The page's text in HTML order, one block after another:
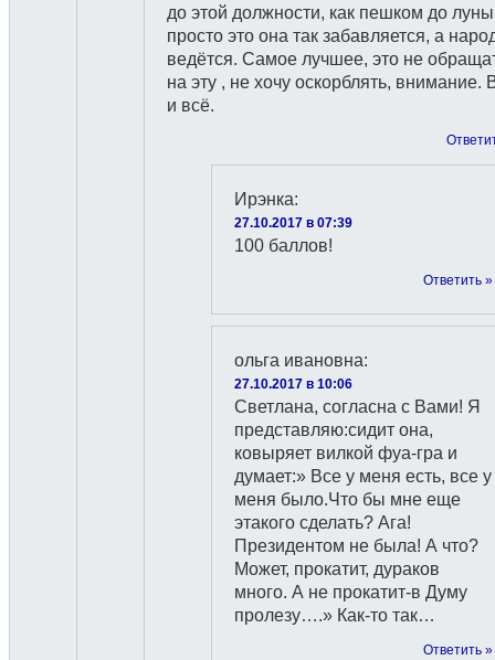
до этой должности, как пешком до
просто это она так забавляется, а
ведётся. Самое лучшее, это не
на эту , не хочу оскорблять, внимание.
и всё.
Ирэнка:
27.10.2017 в 07:39
100 баллов!
Ответить »
ольга ивановна:
27.10.2017 в 10:06
Светлана, согласна с Вами! Я
представляю:сидит она,
ковыряет вилкой фуа-гра и
думает:» Все у меня есть, все у
меня было.Что бы мне еще
этакого сделать? Ага!
Президентом не была! А что?
Может, прокатит, дураков
много. А не прокатит-в Думу
пролезу….» Как-то так…
Ответить »